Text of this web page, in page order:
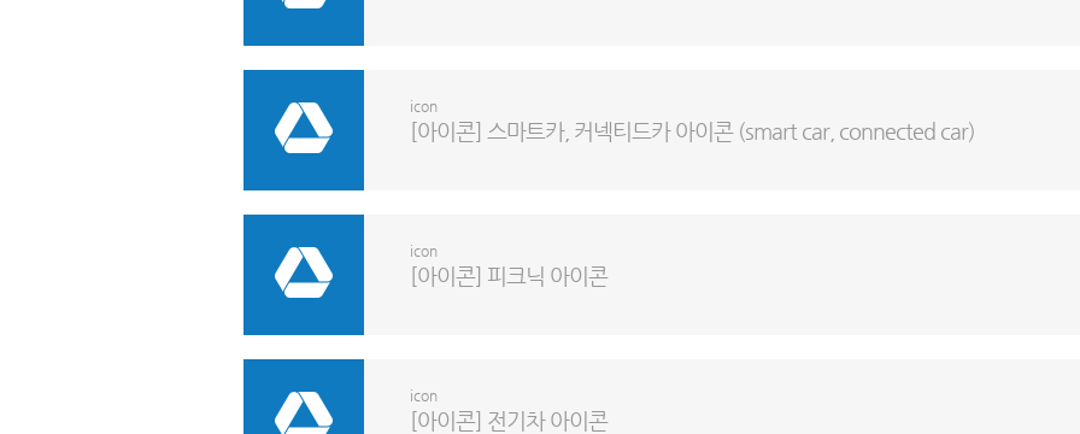
icon
[아이콘] 스마트카, 커넥티드카 아이콘 (smart car, connected car)
icon
[아이콘] 피크닉 아이콘
icon
[아이콘] 전기차 아이콘